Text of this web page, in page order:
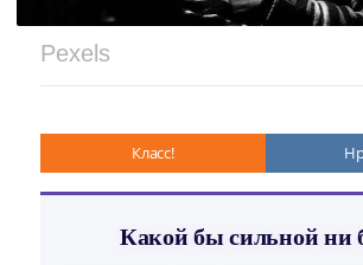
Pexels
Класс!
Какой бы сильной ни